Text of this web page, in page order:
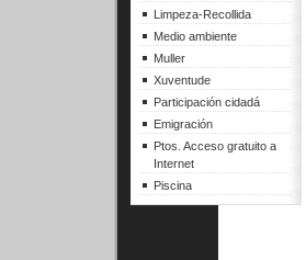
Limpeza-Recollida
Medio ambiente
Muller
Xuventude
Participación cidadá
Emigración
Ptos. Acceso gratuito a
Internet
Piscina